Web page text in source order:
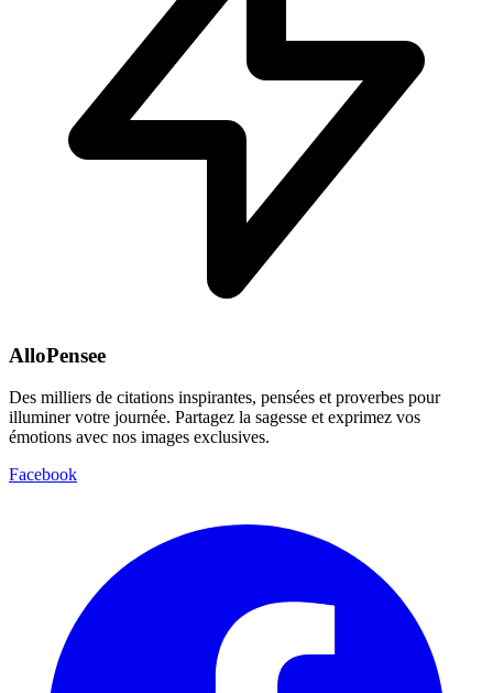
AlloPensee
Des milliers de citations inspirantes, pensées et proverbes pour
illuminer votre journée. Partagez la sagesse et exprimez vos
émotions avec nos images exclusives.
Facebook